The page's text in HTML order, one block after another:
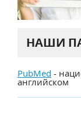
НАШИ
PubMed -
английском